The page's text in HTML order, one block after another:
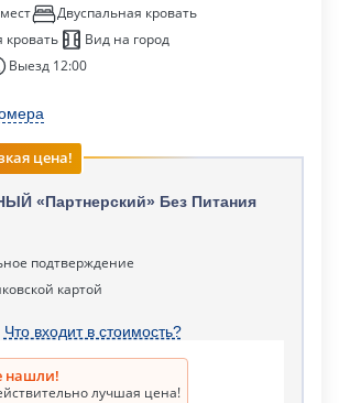
Двуспальная кровать
кровать
Вид на город
Выезд 12:00
цена!
«Партнерский» Без Питания
подтверждение
картой
Что входит в стоимость?
нашли!
лучшая цена!